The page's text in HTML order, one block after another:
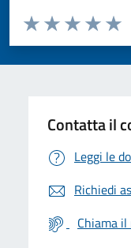
Valuta da 1 a 5 stelle la
Valuta
Valuta 3
Valuta 2 stelle
Valuta 1 stelle su 5
Contatta il
Leggi le
Richiedi
Chiama